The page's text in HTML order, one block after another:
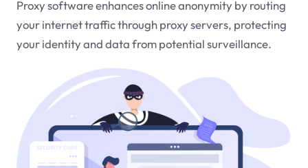
Proxy software enhances online anonymity by routing
your internet traffic through proxy servers, protecting
your identity and data from potential surveillance.